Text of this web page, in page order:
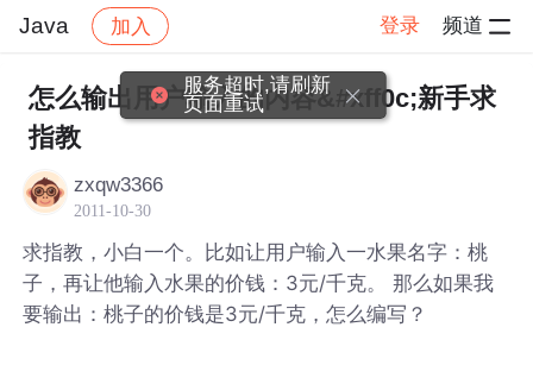
Java 加入 登录 频道
社区 Java 帖子详情
怎么输出用户输入的内容&#xff0c;新手求
指教
zxqw3366
2011-10-30
求指教，小白一个。比如让用户输入一水果名字：桃
子，再让他输入水果的价钱：3元/千克。 那么如果我
要输出：桃子的价钱是3元/千克，怎么编写？
服务超时,请刷新
页面重试